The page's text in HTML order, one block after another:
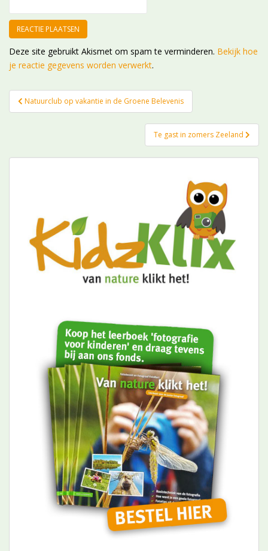
Deze site gebruikt Akismet om spam te verminderen. Bekijk hoe
je reactie gegevens worden verwerkt.
Bericht
navigatie
Natuurclub op vakantie in de Groene Belevenis
Te gast in zomers Zeeland